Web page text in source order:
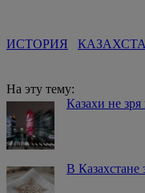
ИСТОРИЯ
На эту тему:
Казахи не
В Казахстане